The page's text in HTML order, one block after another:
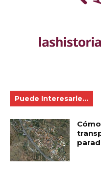
Puede Interesarle...